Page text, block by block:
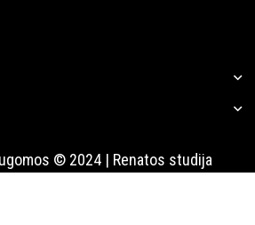
© 2024 | Renatos studija